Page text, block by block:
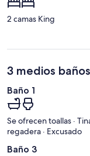
2 camas King
3 medios baños
Baño 1
Se ofrecen toallas ·
regadera · Excusado
Baño 3